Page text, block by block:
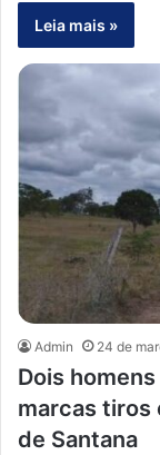
Leia mais »
Admin 24 de
Dois
marcas tiros
de Santana